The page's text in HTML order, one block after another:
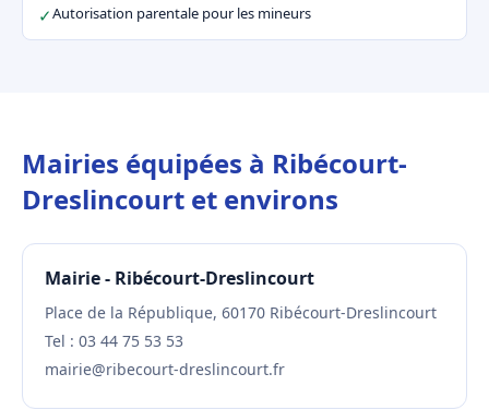
✓Autorisation parentale pour les mineurs
Mairies équipées à Ribécourt-
Dreslincourt et environs
Mairie - Ribécourt-Dreslincourt
Place de la République, 60170 Ribécourt-Dreslincourt
Tel : 03 44 75 53 53
mairie@ribecourt-dreslincourt.fr